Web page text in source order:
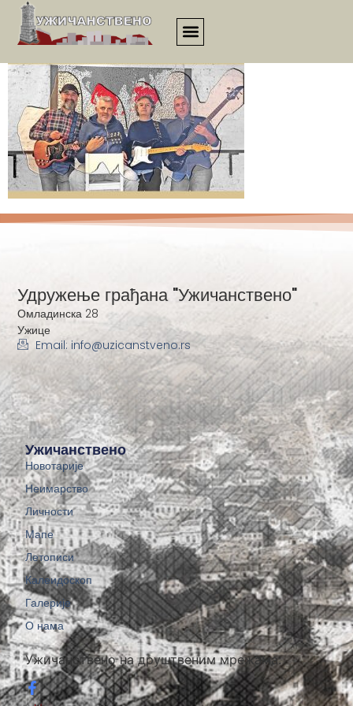
2239
Ужичанствено на друштвеним мрежама:
Ужичанствено
Новотарије
Неимарство
Личности
Мапе
Летописи
Калеидоскоп
Галерије
О нама
Удружење грађана "Ужичанствено"
Омладинска 28
Ужице
Email: info@uzicanstveno.rs